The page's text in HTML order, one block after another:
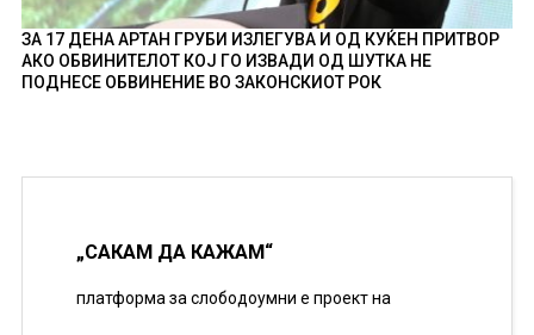
ЗА 17 ДЕНА АРТАН ГРУБИ ИЗЛЕГУВА И ОД КУЌЕН ПРИТВОР
АКО ОБВИНИТЕЛОТ КОЈ ГО ИЗВАДИ ОД ШУТКА НЕ
ПОДНЕСЕ ОБВИНЕНИЕ ВО ЗАКОНСКИОТ РОК
„САКАМ ДА КАЖАМ“
платформа за слободоумни е проект на